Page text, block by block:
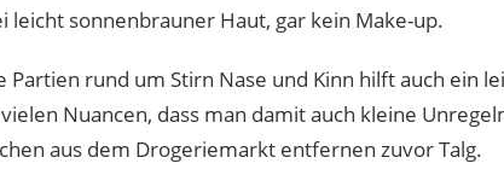
leicht sonnenbrauner Haut, gar kein Make-up.
Partien rund um Stirn Nase und Kinn hilft auch ein
Nuancen, dass man damit auch kleine
aus dem Drogeriemarkt entfernen zuvor Talg.